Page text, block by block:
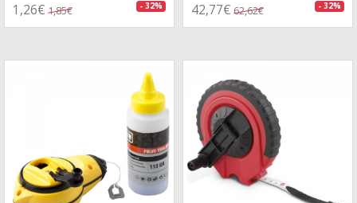
1,26€ 1,85€ - 32% 42,77€ 62,62€ - 32%